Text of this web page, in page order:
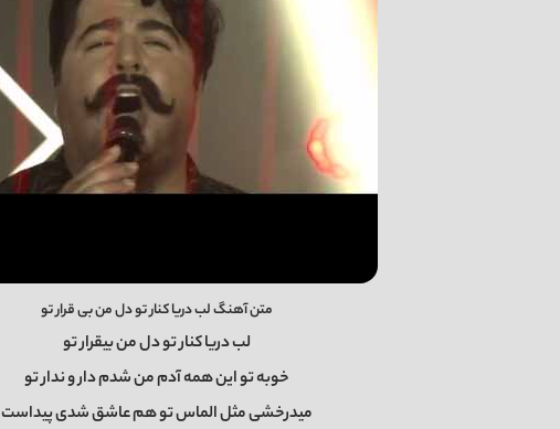
متن آهنگ لب دریا کنار تو دل من بی قرار تو
لب دریا کنار تو دل من بیقرار تو
خوبه تو این همه آدم من شدم دار و ندار تو
میدرخشی مثل الماس تو هم عاشق شدی پیداست